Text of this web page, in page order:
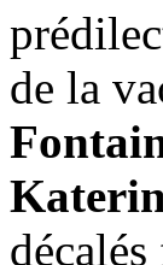
de la